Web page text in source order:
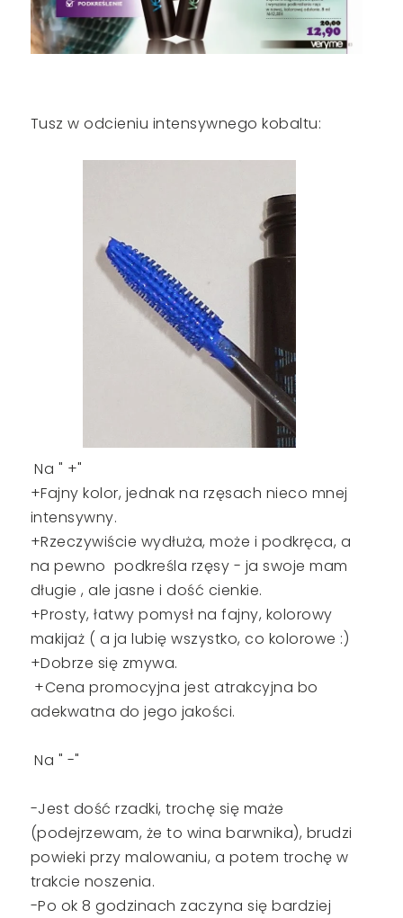
Tusz w odcieniu intensywnego kobaltu:
Na " +"
+Fajny kolor, jednak na rzęsach nieco mnej
intensywny.
+Rzeczywiście wydłuża, może i podkręca, a
na pewno podkreśla rzęsy - ja swoje mam
długie , ale jasne i dość cienkie.
+Prosty, łatwy pomysł na fajny, kolorowy
makijaż ( a ja lubię wszystko, co kolorowe :)
+Dobrze się zmywa.
+Cena promocyjna jest atrakcyjna bo
adekwatna do jego jakości.
Na " -"
-Jest dość rzadki, trochę się maże
(podejrzewam, że to wina barwnika), brudzi
powieki przy malowaniu, a potem trochę w
trakcie noszenia.
-Po ok 8 godzinach zaczyna się bardziej